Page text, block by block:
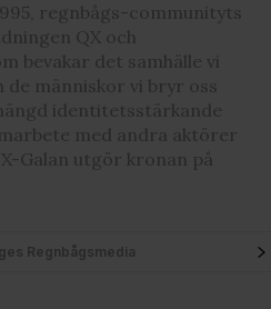
regnbågs-communityts
QX och
bevakar det samhälle vi
de människor vi bryr oss
identitetsstärkande
med andra aktörer
Galan utgör kronan på
Regnbågsmedia